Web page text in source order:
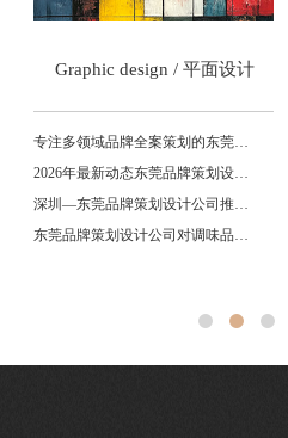
Graphic design / 平面设计
专注多领域品牌全案策划的东莞巨蜂创意品牌设计公司
2026年最新动态东莞品牌策划设计公司推荐：更懂商业的品牌策划公司